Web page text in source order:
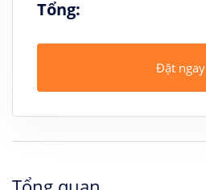
Tổng:
Đặt ngay